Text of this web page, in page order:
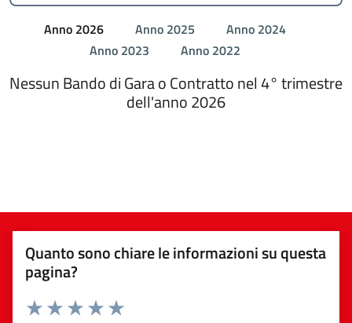
Anno 2026 Anno 2025
Anno 2024
Anno 2023
Anno 2022
Nessun Bando di Gara o Contratto nel 4° trimestre
dell'anno 2026
Quanto sono chiare le informazioni su questa
pagina?
Valuta da 1 a 5 stelle la pagina